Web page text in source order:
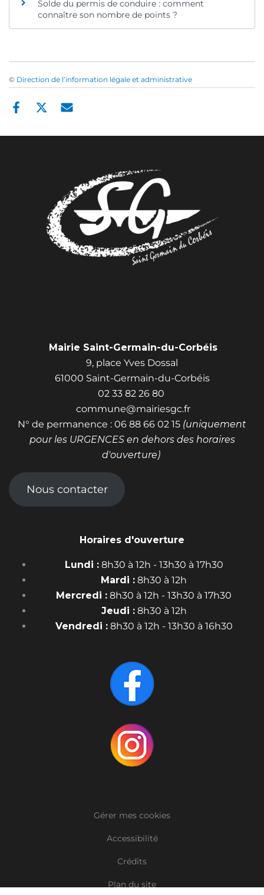
Solde du permis de conduire : comment
connaître son nombre de points ?
© Direction de l’information légale et administrative
Mairie Saint-Germain-du-Corbéis
9, place Yves Dossal
61000 Saint-Germain-du-Corbéis
02 33 82 26 80
commune@mairiesgc.fr
N° de permanence : 06 88 66 02 15 (uniquement
pour les URGENCES en dehors des horaires
d'ouverture)
Nous contacter
Horaires d'ouverture
Lundi :8h30 à 12h - 13h30 à 17h30
Mardi : 8h30 à 12h
Mercredi : 8h30 à 12h - 13h30 à 17h30
Jeudi :8h30 à 12h
Vendredi :8h30 à 12h - 13h30 à 16h30
Gérer mes cookies
Accessibilité
Crédits
Plan du site